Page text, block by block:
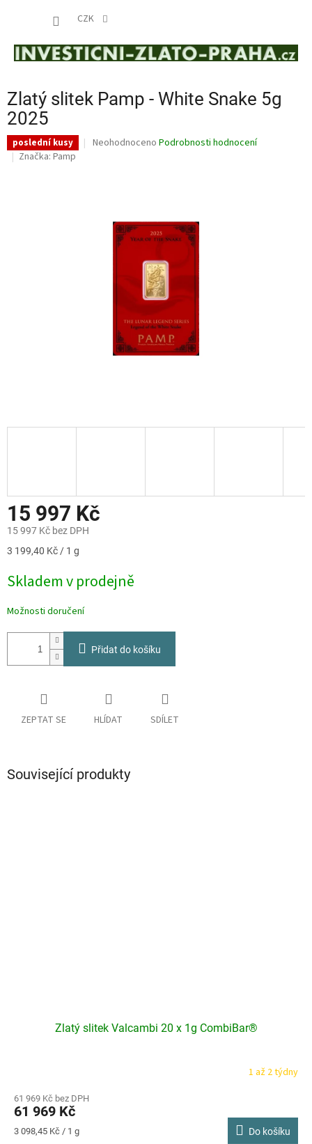
CZK
Zlatý slitek Pamp - White Snake 5g
2025
poslední kusy
Průměrné
hvězdiček.
Neohodnoceno Podrobnosti hodnocení
Značka: Pamp
15 997 Kč
15 997 Kč bez DPH
Měrná
3 199,40 Kč / 1 g
Skladem v prodejně
Možnosti doručení
Přidat do košíku
ZEPTAT SE HLÍDAT SDÍLET
Související produkty
Zlatý slitek Valcambi 20 x 1g CombiBar®
produktu
je
4,0
1 až 2 týdny
61 969 Kč bez DPH
61 969 Kč
Měrná
3 098,45 Kč / 1 g Do košíku